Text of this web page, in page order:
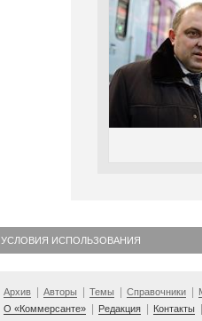
УСЛОВИЯ ИСПОЛЬЗОВАНИЯ
Архив Авторы Темы Справочники
О «Коммерсанте»
Редакция Контакты